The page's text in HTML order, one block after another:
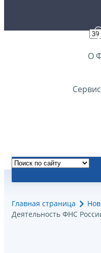
О
Главная страница
Деятельность ФНС